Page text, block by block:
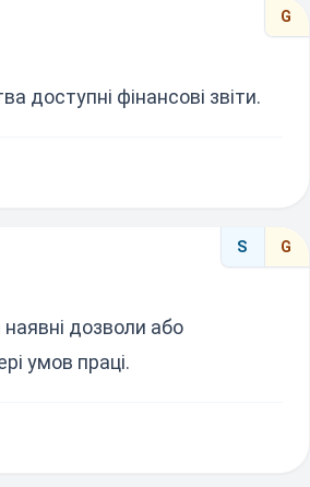
G
доступні фінансові звіти.
S G
дозволи або
умов праці.